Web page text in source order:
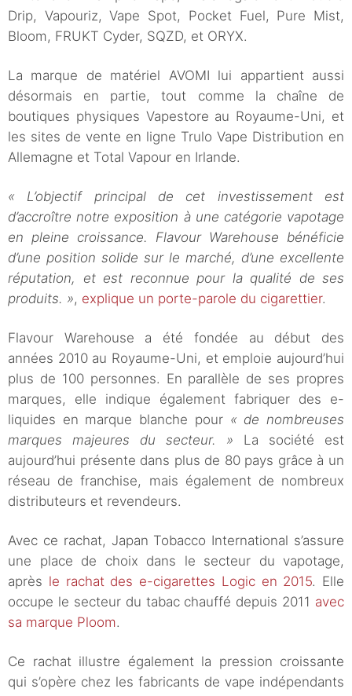
Drip, Vapouriz, Vape Spot, Pocket Fuel, Pure Mist,
Bloom, FRUKT Cyder, SQZD, et ORYX.
La marque de matériel AVOMI lui appartient aussi
désormais en partie, tout comme la chaîne de
boutiques physiques Vapestore au Royaume-Uni, et
les sites de vente en ligne Trulo Vape Distribution en
Allemagne et Total Vapour en Irlande.
« L’objectif principal de cet investissement est
d’accroître notre exposition à une catégorie vapotage
en pleine croissance. Flavour Warehouse bénéficie
d’une position solide sur le marché, d’une excellente
réputation, et est reconnue pour la qualité de ses
produits. », explique un porte-parole du cigarettier.
Flavour Warehouse a été fondée au début des
années 2010 au Royaume-Uni, et emploie aujourd’hui
plus de 100 personnes. En parallèle de ses propres
marques, elle indique également fabriquer des e-
liquides en marque blanche pour « de nombreuses
marques majeures du secteur. » La société est
aujourd’hui présente dans plus de 80 pays grâce à un
réseau de franchise, mais également de nombreux
distributeurs et revendeurs.
Avec ce rachat, Japan Tobacco International s’assure
une place de choix dans le secteur du vapotage,
après le rachat des e-cigarettes Logic en 2015. Elle
occupe le secteur du tabac chauffé depuis 2011 avec
sa marque Ploom.
Ce rachat illustre également la pression croissante
qui s’opère chez les fabricants de vape indépendants